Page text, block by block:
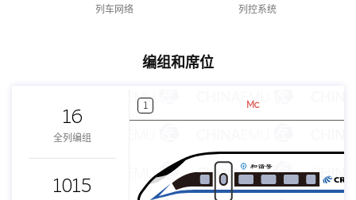
列车网络 列控系统
编组和席位
16
全列编组
1015
1 Mc